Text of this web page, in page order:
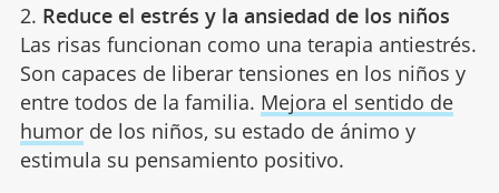
2. Reduce el estrés y la ansiedad de los niños
Las risas funcionan como una terapia antiestrés.
Son capaces de liberar tensiones en los niños y
entre todos de la familia. Mejora el sentido de
humorde los niños, su estado de ánimo y
estimula su pensamiento positivo.